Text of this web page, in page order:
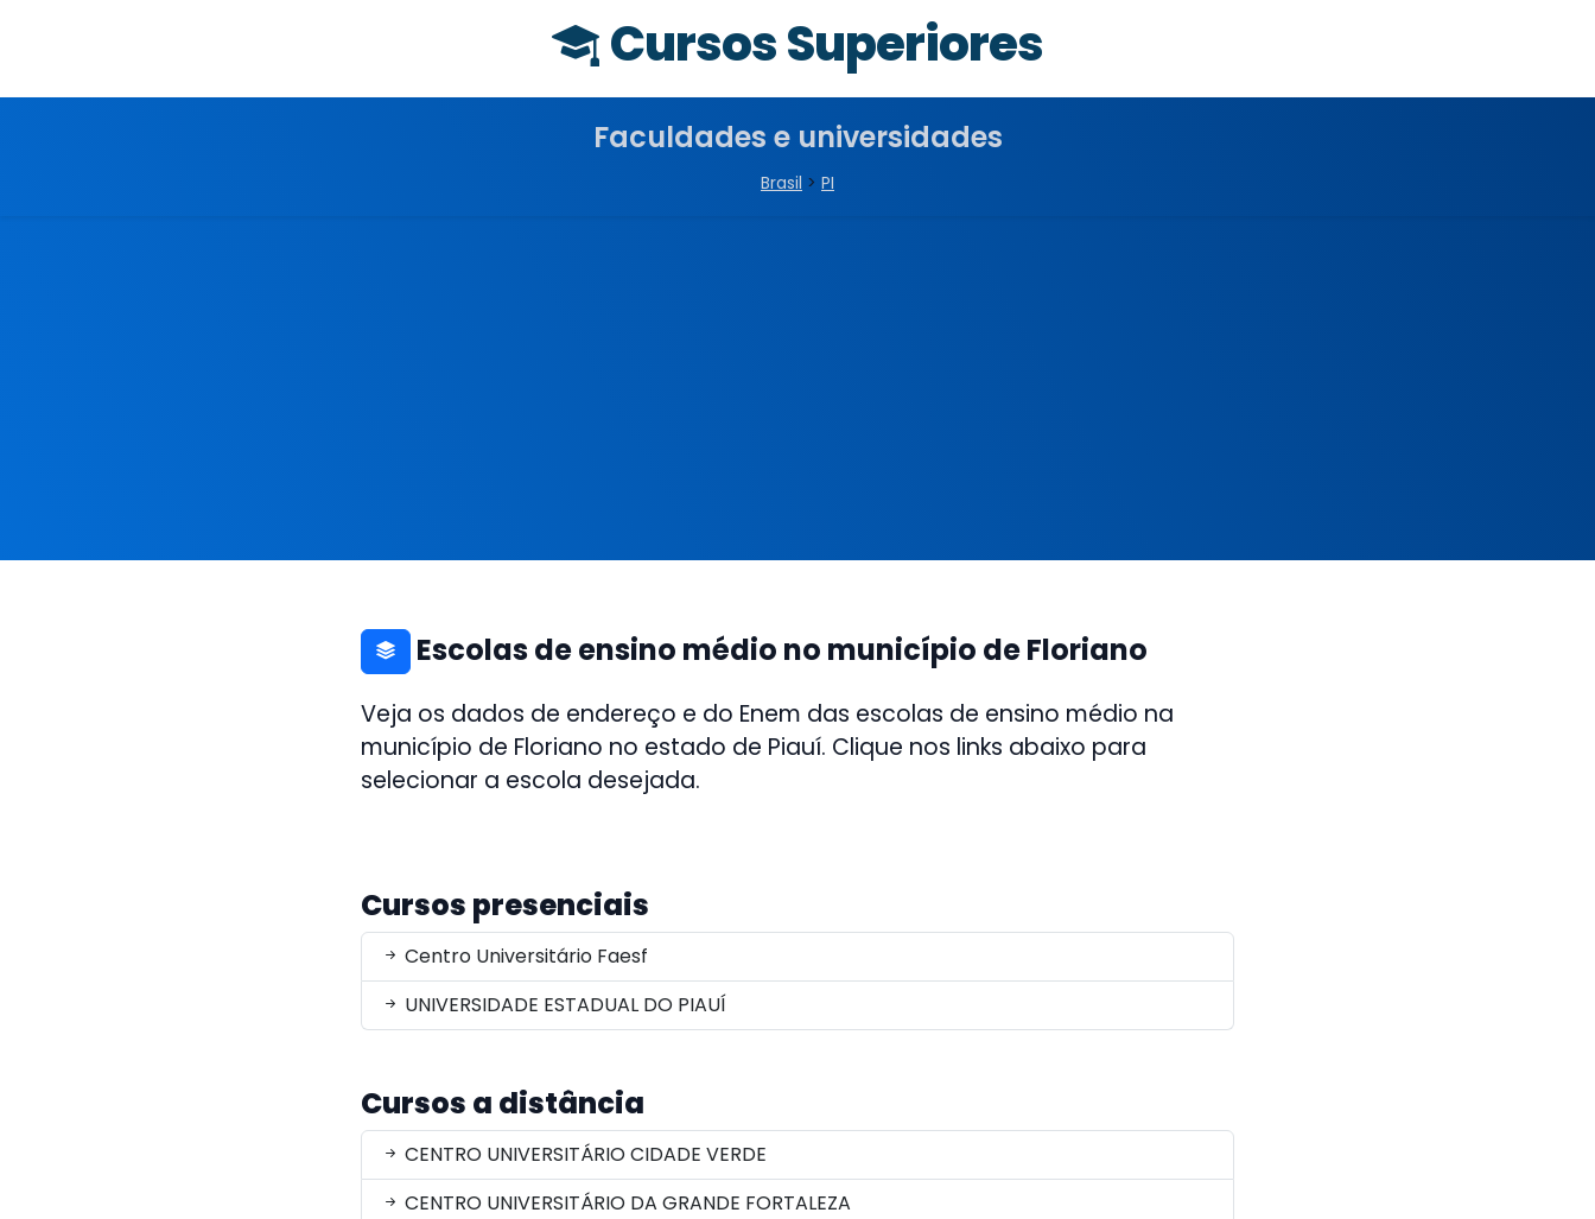
Cursos Superiores
Faculdades e universidades
Brasil > PI
Escolas de ensino médio no município de Floriano
Veja os dados de endereço e do Enem das escolas de ensino médio na
município de Floriano no estado de Piauí. Clique nos links abaixo para
selecionar a escola desejada.
Cursos presenciais
Centro Universitário Faesf
UNIVERSIDADE ESTADUAL DO PIAUÍ
Cursos a distância
CENTRO UNIVERSITÁRIO CIDADE VERDE
CENTRO UNIVERSITÁRIO DA GRANDE FORTALEZA